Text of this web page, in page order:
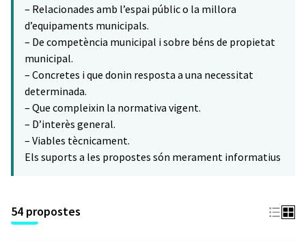
– Relacionades amb l’espai públic o la millora
d’equipaments municipals.
– De competència municipal i sobre béns de propietat
municipal.
– Concretes i que donin resposta a una necessitat
determinada.
– Que compleixin la normativa vigent.
– D’interès general.
– Viables tècnicament.
Els suports a les propostes són merament informatius
54 propostes